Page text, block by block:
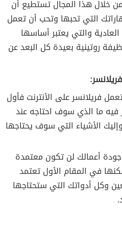
خلال هذا المجال تستطيع أن
التي تحبها وتحب أن تعمل
والتي يعتبر أساسها
روتينية بعيدة كل البعد عن
فريلانسر على الأنترنت فأول
ما الذي سوف احتاجه عند
الأشياء التي سوف يحتاجها
أعمالك لن تكون معتمدة
في المقام الأول تعتمد
وكل أدواتك التي ستحتاجها